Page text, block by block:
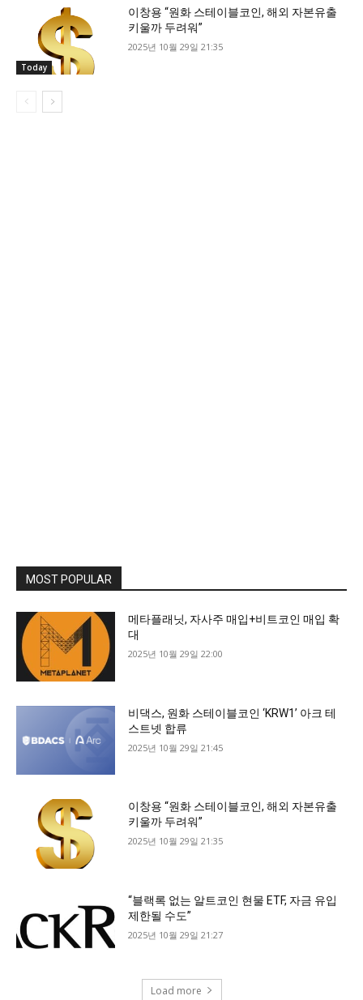
Today
이창용 “원화 스테이블코인, 해외 자본유출
키울까 두려워”
2025년 10월 29일 21:35
MOST POPULAR
메타플래닛, 자사주 매입+비트코인 매입 확
대
2025년 10월 29일 22:00
비댁스, 원화 스테이블코인 ‘KRW1’ 아크 테
스트넷 합류
2025년 10월 29일 21:45
이창용 “원화 스테이블코인, 해외 자본유출
키울까 두려워”
2025년 10월 29일 21:35
“블랙록 없는 알트코인 현물 ETF, 자금 유입
제한될 수도”
2025년 10월 29일 21:27
Load more